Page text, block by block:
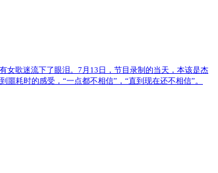
女歌迷流下了眼泪。7月13日，节目录制的当天，本该是杰
耗时的感受，“一点都不相信”，“直到现在还不相信”。